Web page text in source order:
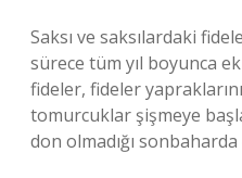
Saksı ve saksılardaki
sürece tüm yıl boyunca
fideler, fideler
tomurcuklar şişmeye
don olmadığı